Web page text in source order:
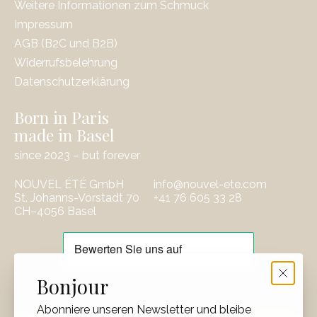
Weitere Informationen zum Schmuck
Impressum
AGB (B2C und B2B)
Widerrufsbelehrung
Datenschutzerklärung
Born in Paris
made in Basel
since 2023 – but forever
NOUVEL ÉTÉ GmbH
St. Johanns-Vorstadt 70
CH–4056 Basel
info@nouvel-ete.com
‭+41 76 605 33 28
Bonjour
Abonniere unseren Newsletter und bleibe